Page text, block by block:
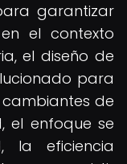
garantizar
el contexto
el diseño de
para
de
el enfoque se
la eficiencia